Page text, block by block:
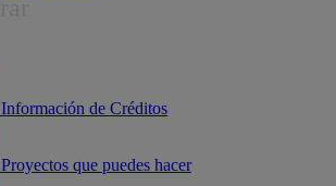
Información de Créditos
Proyectos que puedes hacer